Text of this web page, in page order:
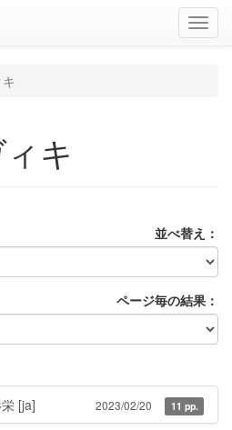
キ
並べ替え：
ページ毎の結果：
[ja] 2023/02/20 11 pp.